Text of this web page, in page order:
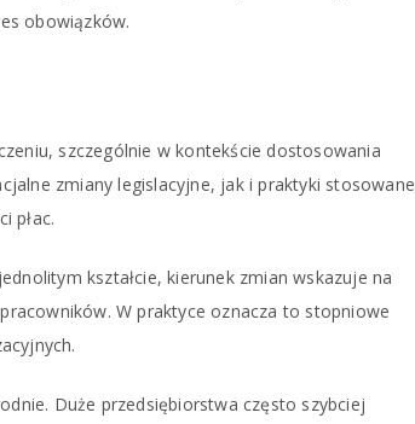
obowiązków.
szczególnie w kontekście dostosowania
zmiany legislacyjne, jak i praktyki stosowane
płac.
kształcie, kierunek zmian wskazuje na
W praktyce oznacza to stopniowe
Duże przedsiębiorstwa często szybciej